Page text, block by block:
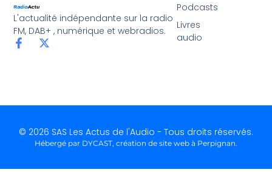
L'actualité indépendante sur la radio
FM, DAB+ , numérique et webradios.
Podcasts
Livres
audio
© 2026 SAS Les Actus de l'Audio - Tous droits réservés.
Hébergé par DYCAST, création de site web à Perpignan.